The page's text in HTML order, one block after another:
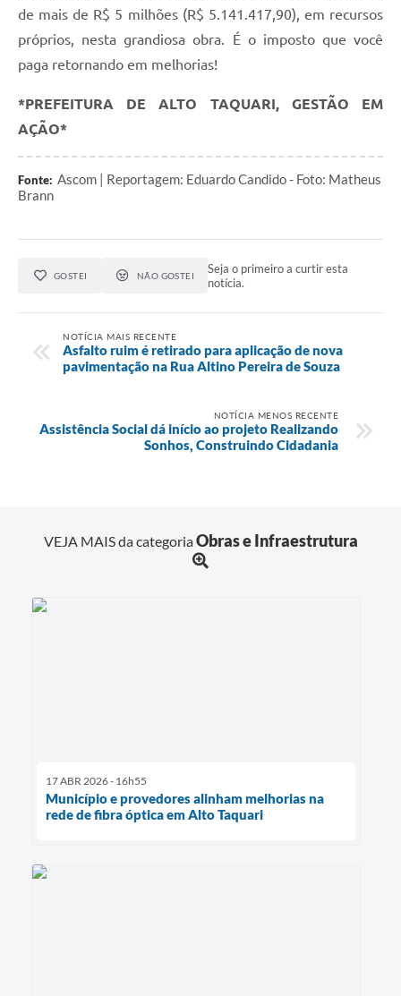
de mais de R$ 5 milhões (R$ 5.141.417,90), em recursos
próprios, nesta grandiosa obra. É o imposto que você
paga retornando em melhorias!
*PREFEITURA DE ALTO TAQUARI, GESTÃO EM
AÇÃO*
Fonte: Ascom | Reportagem: Eduardo Candido - Foto: Matheus
Brann
GOSTEI NÃO GOSTEI
Seja o primeiro a curtir esta
notícia.
NOTÍCIA MAIS RECENTE
Asfalto ruim é retirado para aplicação de nova
pavimentação na Rua Altino Pereira de Souza
NOTÍCIA MENOS RECENTE
Assistência Social dá início ao projeto Realizando
Sonhos, Construindo Cidadania
VEJA MAIS da categoriaObras e Infraestrutura
17 ABR 2026 - 16h55
Município e provedores alinham melhorias na
rede de fibra óptica em Alto Taquari